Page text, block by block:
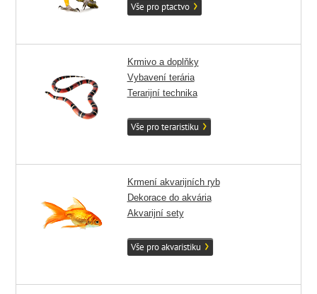
Vše pro ptactvo
Krmivo a doplňky
Vybavení terária
Terarijní technika
Vše pro teraristiku
Krmení akvarijních ryb
Dekorace do akvária
Akvarijní sety
Vše pro akvaristiku